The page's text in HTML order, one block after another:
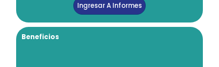
Ingresar A Informes
Beneficios